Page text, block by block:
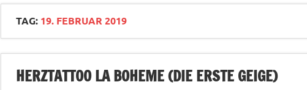
TAG: 19. FEBRUAR 2019
HERZTATTOO LA BOHEME (DIE ERSTE GEIGE)